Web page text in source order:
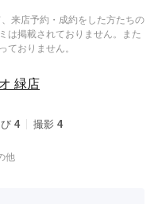
来店予約・成約をした方たちの
は掲載されておりません。また
ておりません。
緑店
4 撮影 4
他